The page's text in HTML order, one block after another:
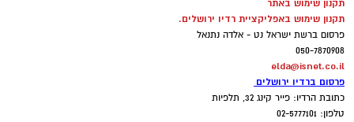
תקנון שימוש באתר
תקנון שימוש באפליקציית רדיו ירושלים.
פרסום ברשת ישראל נט - אלדה נתנאל
050-7870908
elda@isnet.co.il
פרסום ברדיו ירושלים
כתובת הרדיו: פייר קינג 32, תלפיות
טלפון: 02-5777101